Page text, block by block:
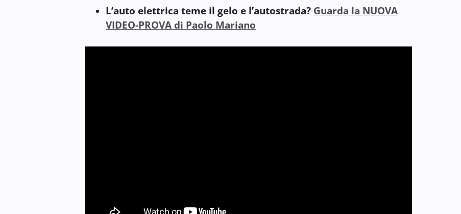
L’auto elettrica teme il gelo e l’autostrada? Guarda la NUOVA
VIDEO-PROVA di Paolo Mariano